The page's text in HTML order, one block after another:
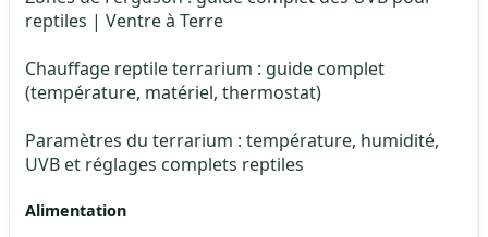
reptiles | Ventre à Terre
Chauffage reptile terrarium : guide complet
(température, matériel, thermostat)
Paramètres du terrarium : température, humidité,
UVB et réglages complets reptiles
Alimentation